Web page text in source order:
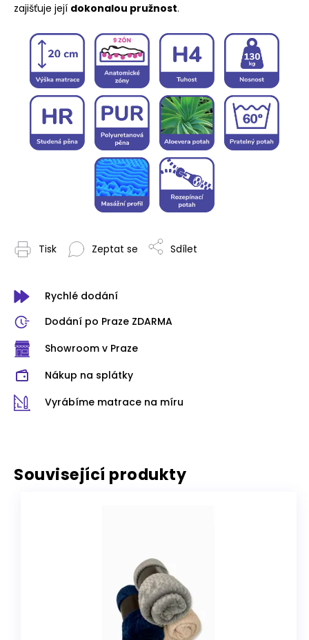
zajišťuje její dokonalou pružnost.
Tisk Zeptat se Sdílet
Rychlé dodání
Dodání po Praze ZDARMA
Showroom v Praze
Nákup na splátky
Vyrábíme matrace na míru
Související produkty